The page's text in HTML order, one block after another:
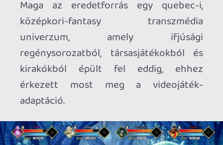
királyságokból származó hős – a Sang-
Dragons, vagyis „Sárkányvérűek” ligája –
próbálja megakadályozni, hogy a
sárkányfaló démonok áttörjék a kétezer
éves pecsétet. A Louis Patalano által írt,
illusztrált regények mindegyike egy-egy
főszereplő (Ozlow, Eliadora, Grog, Fenek,
Tiberius, Altazar, Zenora, Léone) saját
régióját és személyes drámáját mutatja
be, fokozatosan építve fel a teljes liga
eredettörténetét, míg a Gladius